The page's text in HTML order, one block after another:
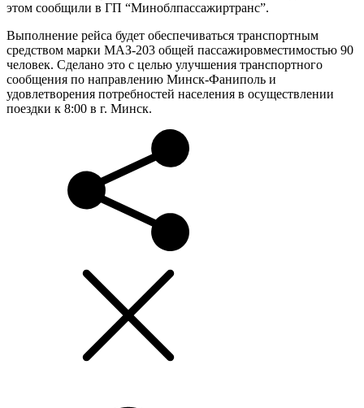
этом сообщили в ГП “Миноблпассажиртранс”.
Выполнение рейса будет обеспечиваться транспортным
средством марки МАЗ-203 общей пассажировместимостью 90
человек. Сделано это с целью улучшения транспортного
сообщения по направлению Минск-Фаниполь и
удовлетворения потребностей населения в осуществлении
поездки к 8:00 в г. Минск.